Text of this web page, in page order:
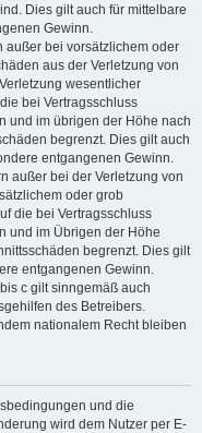
Dies gilt auch für mittelbare
Gewinn.
außer bei vorsätzlichem oder
aus der Verletzung von
wesentlicher
bei Vertragsschluss
und im übrigen der Höhe nach
begrenzt. Dies gilt auch
entgangenen Gewinn.
außer bei der Verletzung von
oder grob
die bei Vertragsschluss
und im Übrigen der Höhe
begrenzt. Dies gilt
entgangenen Gewinn.
c gilt sinngemäß auch
des Betreibers.
nationalem Recht bleiben
und die
wird dem Nutzer per E-